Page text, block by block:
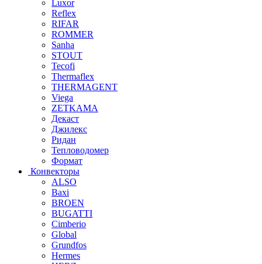
Luxor
Reflex
RIFAR
ROMMER
Sanha
STOUT
Tecofi
Thermaflex
THERMAGENT
Viega
ZETKAMA
Декаст
Джилекс
Ридан
Тепловодомер
Формат
Конвекторы
ALSO
Baxi
BROEN
BUGATTI
Cimberio
Global
Grundfos
Hermes